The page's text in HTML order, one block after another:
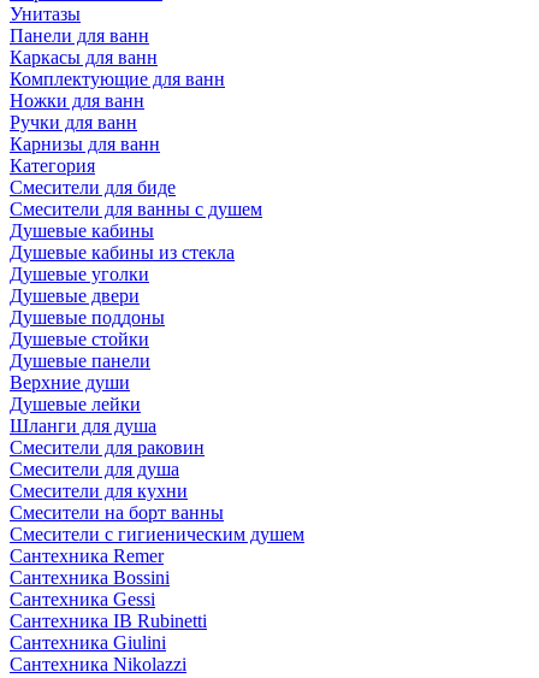
Унитазы
Панели для ванн
Каркасы для ванн
Комплектующие для ванн
Ножки для ванн
Ручки для ванн
Карнизы для ванн
Категория
Смесители для биде
Смесители для ванны с душем
Душевые кабины
Душевые кабины из стекла
Душевые уголки
Душевые двери
Душевые поддоны
Душевые стойки
Душевые панели
Верхние души
Душевые лейки
Шланги для душа
Смесители для раковин
Смесители для душа
Смесители для кухни
Смесители на борт ванны
Смесители с гигиеническим душем
Сантехника Remer
Сантехника Bossini
Сантехника Gessi
Сантехника IB Rubinetti
Сантехника Giulini
Сантехника Nikolazzi